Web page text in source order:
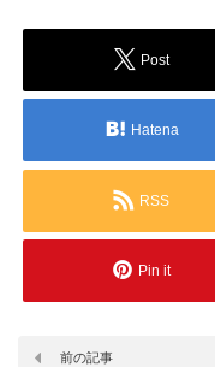
Post
Hatena
RSS
Pin it
前の記事